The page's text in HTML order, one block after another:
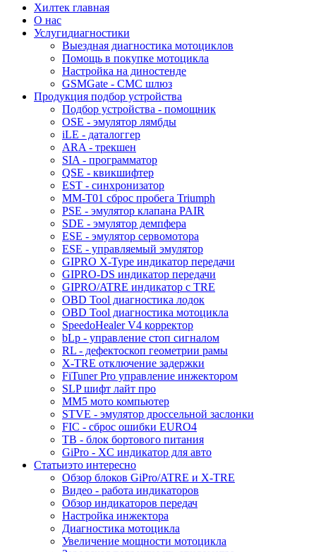
Хилтек главная
О нас
Услугидиагностики
Выездная диагностика мотоциклов
Помощь в покупке мотоцикла
Настройка на диностенде
GSMGate - СМС шлюз
Продукция подбор устройства
Подбор устройства - помощник
OSE - эмулятор лямбды
iLE - даталоггер
ARA - трекшен
SIA - программатор
QSE - квикшифтер
EST - синхронизатор
MM-T01 сброс пробега Triumph
PSE - эмулятор клапана PAIR
SDE - эмулятор демпфера
ESE - эмулятор сервомотора
ESE - управляемый эмулятор
GIPRO X-Type индикатор передачи
GIPRO-DS индикатор передачи
GIPRO/ATRE индикатор с TRE
OBD Tool диагностика лодок
OBD Tool диагностика мотоцикла
SpeedoHealer V4 корректор
bLp - управление стоп сигналом
RL - дефектоскоп геометрии рамы
X-TRE отключение задержки
FiTuner Pro управление инжектором
SLP шифт лайт про
MM5 мото компьютер
STVE - эмулятор дроссельной заслонки
FIC - сброс ошибки EURO4
TB - блок бортового питания
GiPro - XC индикатор для авто
Статьиэто интересно
Обзор блоков GiPro/ATRE и X-TRE
Видео - работа индикаторов
Обзор индикаторов передач
Настройка инжектора
Диагноcтика мотоцикла
Увеличение мощности мотоцикла